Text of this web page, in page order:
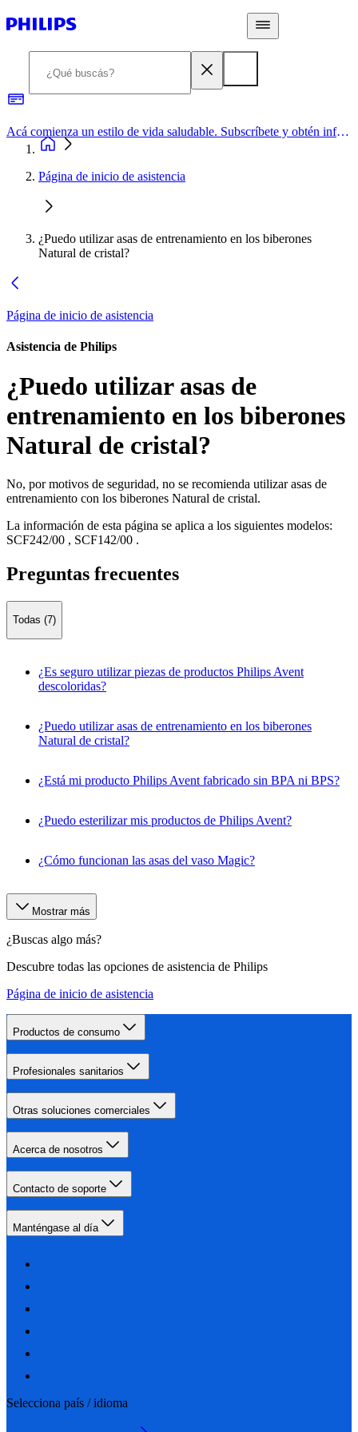
Acá comienza un estilo de vida saludable. Subscríbete y obtén información de primera mano
Página de inicio de asistencia
¿Puedo utilizar asas de entrenamiento en los biberones
Natural de cristal?
Página de inicio de asistencia
Asistencia de Philips
¿Puedo utilizar asas de
entrenamiento en los biberones
Natural de cristal?
No, por motivos de seguridad, no se recomienda utilizar asas de
entrenamiento con los biberones Natural de cristal.
La información de esta página se aplica a los siguientes modelos:
SCF242/00 , SCF142/00 .
Preguntas frecuentes
Todas (7)
¿Es seguro utilizar piezas de productos Philips Avent
descoloridas?
¿Puedo utilizar asas de entrenamiento en los biberones
Natural de cristal?
¿Está mi producto Philips Avent fabricado sin BPA ni BPS?
¿Puedo esterilizar mis productos de Philips Avent?
¿Cómo funcionan las asas del vaso Magic?
Mostrar más
¿Buscas algo más?
Descubre todas las opciones de asistencia de Philips
Página de inicio de asistencia
Productos de consumo
Profesionales sanitarios
Otras soluciones comerciales
Acerca de nosotros
Contacto de soporte
Manténgase al día
Selecciona país / idioma